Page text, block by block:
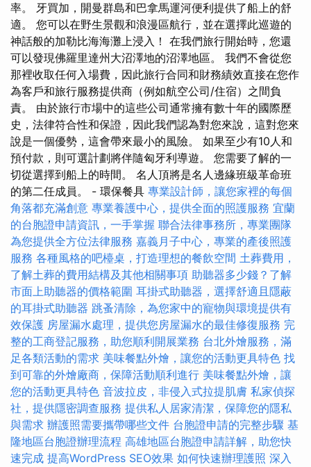
率。 牙買加，開曼群島和巴拿馬運河便利提供了船上的舒
適。 您可以在野生景觀和浪漫區航行，並在選擇此巡遊的
神話般的加勒比海海灘上浸入！ 在我們旅行開始時，您還
可以發現佛羅里達州大沼澤地的沼澤地區。 我們不會從您
那裡收取任何入場費，因此旅行合同和財務績效直接在您作
為客戶和旅行服務提供商（例如航空公司/住宿）之間負
責。 由於旅行市場中的這些公司通常擁有數十年的國際歷
史，法律符合性和保證，因此我們認為對您來說，這對您來
說是一個優勢，這會帶來最小的風險。 如果至少有10人和
預付款，則可選計劃將伴隨匈牙利導遊。 您需要了解的一
切從選擇到船上的時間。 名人頂將是名人邊緣班級革命班
的第二任成員。 - 環保餐具 專業設計師，讓您家裡的每個
角落都充滿創意 專業養護中心，提供全面的照護服務 宜蘭
的台胞證申請資訊，一手掌握 聯合法律事務所，專業團隊
為您提供全方位法律服務 嘉義月子中心，專業的產後照護
服務 各種風格的吧檯桌，打造理想的餐飲空間 土葬費用，
了解土葬的費用結構及其他相關事項 助聽器多少錢？了解
市面上助聽器的價格範圍 耳掛式助聽器，選擇舒適且隱蔽
的耳掛式助聽器 跳蚤清除，為您家中的寵物與環境提供有
效保護 房屋漏水處理，提供您房屋漏水的最佳修復服務 完
整的工商登記服務，助您順利開展業務 台北外燴服務，滿
足各類活動的需求 美味餐點外燴，讓您的活動更具特色 找
到可靠的外燴廠商，保障活動順利進行 美味餐點外燴，讓
您的活動更具特色 音波拉皮，非侵入式拉提肌膚 私家偵探
社，提供隱密調查服務 提供私人居家清潔，保障您的隱私
與需求 辦護照需要攜帶哪些文件 台胞證申請的完整步驟 基
隆地區台胞證辦理流程 高雄地區台胞證申請詳解，助您快
速完成 提高WordPress SEO效果 如何快速辦理護照 深入